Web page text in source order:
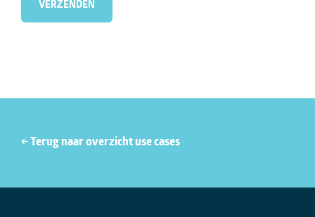
← Terug naar overzicht use cases